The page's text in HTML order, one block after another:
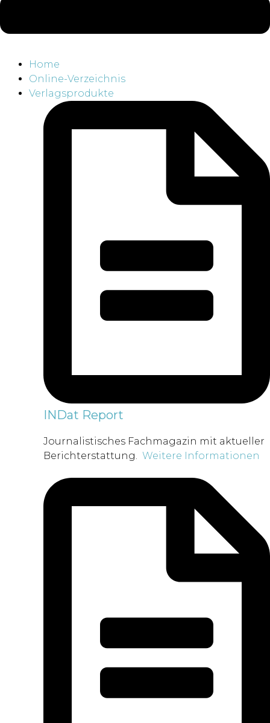
Home
Online-Verzeichnis
Verlagsprodukte
INDat Report
Journalistisches Fachmagazin mit aktueller
Berichterstattung. Weitere Informationen